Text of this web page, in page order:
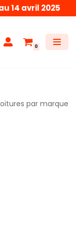
14 avril 2025
0
par marque